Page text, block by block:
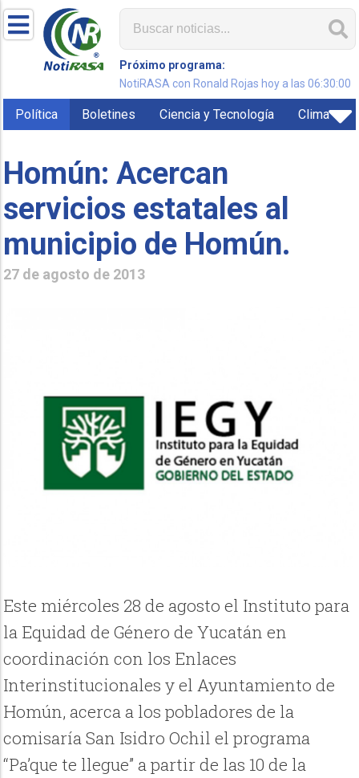
Próximo programa:
NotiRASA con Ronald Rojas hoy a las 06:30:00
Política Boletines Ciencia y Tecnología Clima
Homún: Acercan
servicios estatales al
municipio de Homún.
27 de agosto de 2013
Este miércoles 28 de agosto el Instituto para
la Equidad de Género de Yucatán en
coordinación con los Enlaces
Interinstitucionales y el Ayuntamiento de
Homún, acerca a los pobladores de la
comisaría San Isidro Ochil el programa
“Pa’que te llegue” a partir de las 10 de la